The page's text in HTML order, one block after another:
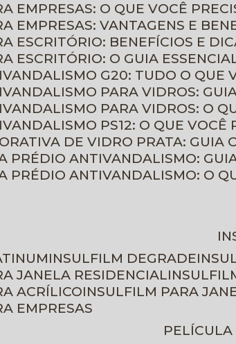
EMPRESAS: O QUE VOCÊ
EMPRESAS: VANTAGENS E
ESCRITÓRIO: BENEFÍCIOS E
ESCRITÓRIO: O GUIA
G20: TUDO O QUE
PARA VIDROS:
PARA VIDROS: O
PS12: O QUE VOCÊ
DE VIDRO PRATA: GUIA
PRÉDIO ANTIVANDALISMO:
PRÉDIO ANTIVANDALISMO: O
INSULFILM DEGRADE
JANELA RESIDENCIAL
ACRÍLICO INSULFILM PARA
EMPRESAS